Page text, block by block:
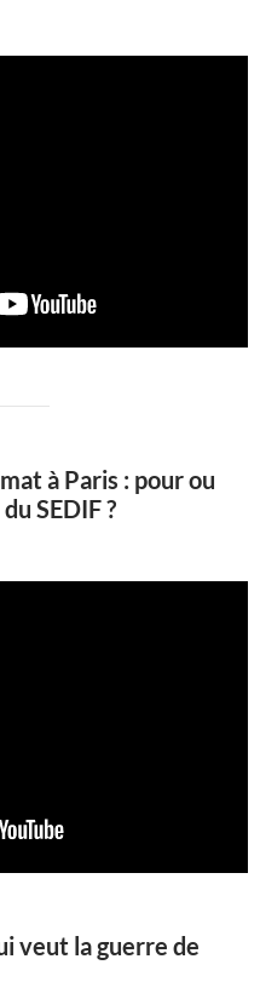
à Paris : pour ou
SEDIF ?
veut la guerre de